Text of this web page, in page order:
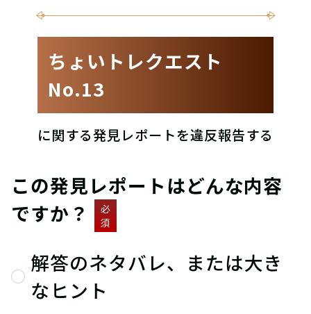
ちょいトレクエスト
No.13
に関する発見レポートを違反報告する
この発見レポートはどんな内容
ですか？
必
須
解答のネタバレ、または大き
なヒント